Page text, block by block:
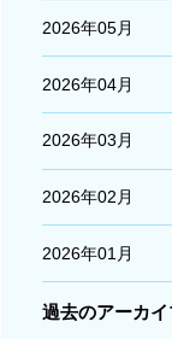
2026年05月
2026年04月
2026年03月
2026年02月
2026年01月
過去のアーカ